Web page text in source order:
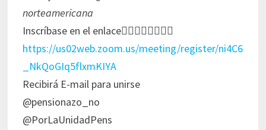
norteamericana
Inscríbase en el enlace👇🏻👇🏻👇🏻👇🏻
https://us02web.zoom.us/meeting/register/ni4C6
_NkQoGIq5flxmKIYA
Recibirá E-mail para unirse
@pensionazo_no
@PorLaUnidadPens